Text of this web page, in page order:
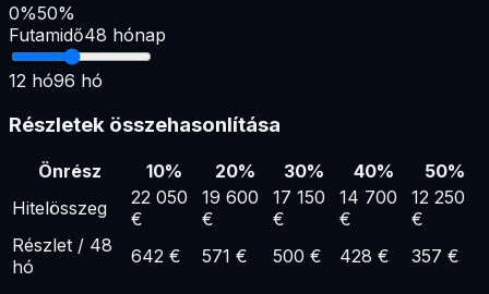
0%50%
Futamidő48 hónap
12 hó96 hó
Részletek összehasonlítása
Önrész 10% 20% 30% 40% 50%
Hitelösszeg
22 050
€
19 600
€
17 150
€
14 700
€
12 250
€
Részlet / 48
hó
642 € 571 € 500 € 428 € 357 €